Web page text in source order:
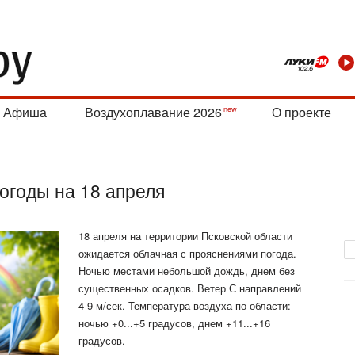
Афиша Воздухоплавание 2026 О проекте
на 18 апреля
18 апреля на территории Псковской области
ожидается облачная с прояснениями погода.
Ночью местами небольшой дождь, днем без
существенных осадков. Ветер С направлений
4-9 м/сек. Температура воздуха по области:
ночью +0...+5 градусов, днем +11...+16
градусов.